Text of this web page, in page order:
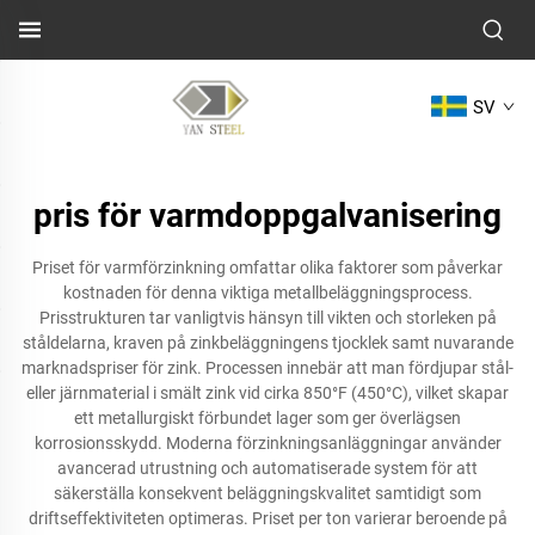
SV
pris för varmdoppgalvanisering
Priset för varmförzinkning omfattar olika faktorer som påverkar
kostnaden för denna viktiga metallbeläggningsprocess.
Prisstrukturen tar vanligtvis hänsyn till vikten och storleken på
ståldelarna, kraven på zinkbeläggningens tjocklek samt nuvarande
marknadspriser för zink. Processen innebär att man fördjupar stål-
eller järnmaterial i smält zink vid cirka 850°F (450°C), vilket skapar
ett metallurgiskt förbundet lager som ger överlägsen
korrosionsskydd. Moderna förzinkningsanläggningar använder
avancerad utrustning och automatiserade system för att
säkerställa konsekvent beläggningskvalitet samtidigt som
driftseffektiviteten optimeras. Priset per ton varierar beroende på